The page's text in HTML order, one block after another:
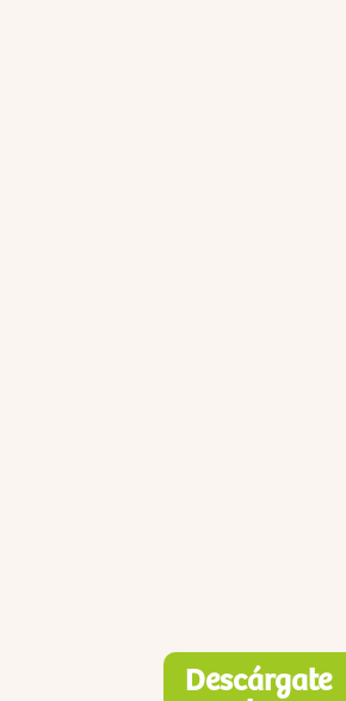
Descárgate